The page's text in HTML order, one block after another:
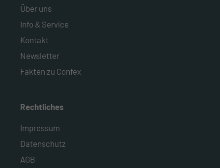
Über uns
Info & Service
Kontakt
Newsletter
Fakten zu Confex
Rechtliches
Impressum
Datenschutz
AGB